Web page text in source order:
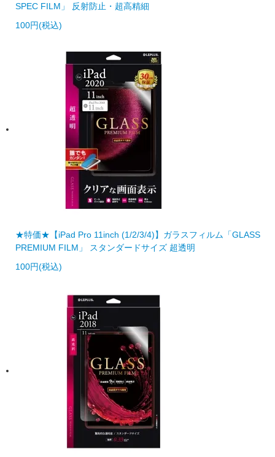
SPEC FILM」 反射防止・超高精細
100円(税込)
★特価★【iPad Pro 11inch (1/2/3/4)】ガラスフィルム「GLASS
PREMIUM FILM」 スタンダードサイズ 超透明
100円(税込)